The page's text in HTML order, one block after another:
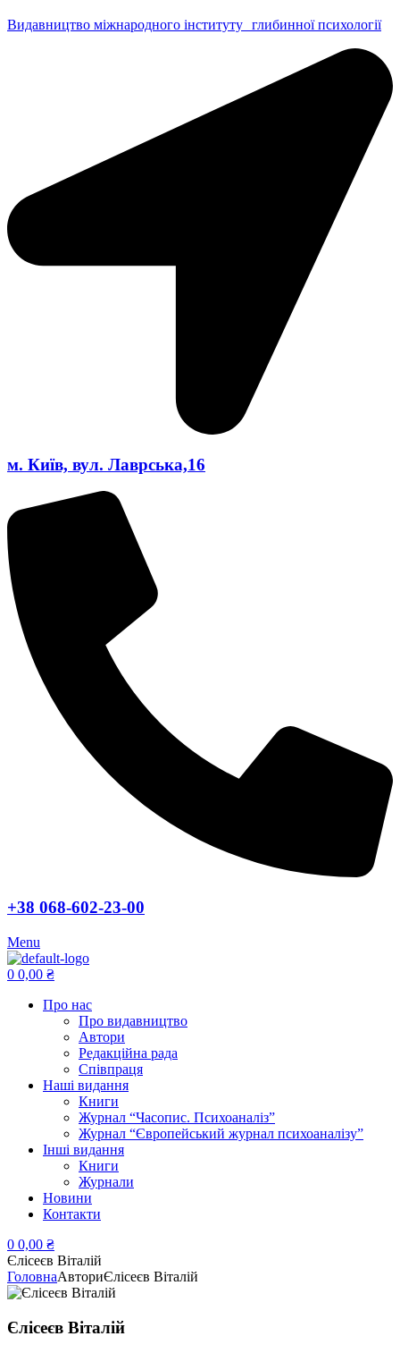
Видавництво міжнародного інституту глибинної психології
м. Київ, вул. Лаврська,16
+38 068-602-23-00
Menu
0 0,00 ₴
Про нас
Про видавництво
Автори
Редакційна рада
Співпраця
Наші видання
Книги
Журнал “Часопис. Психоаналіз”
Журнал “Європейський журнал психоаналізу”
Інші видання
Книги
Журнали
Новини
Контакти
0 0,00 ₴
Єлісеєв Віталій
ГоловнаАвториЄлісеєв Віталій
Єлісеєв Віталій